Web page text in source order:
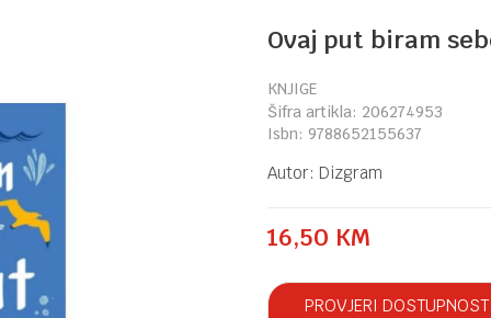
Ovaj put biram
KNJIGE
Šifra artikla: 206274953
Isbn: 9788652155637
Autor: Dizgram
16,50 KM
PROVJERI